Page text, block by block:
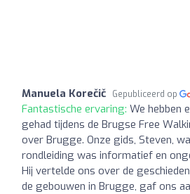
Manuela Korečič Gepubliceerd op
Fantastische ervaring: We hebben
gehad tijdens de Brugse Free
over Brugge. Onze gids, Steven,
rondleiding was informatief en
Hij vertelde ons over de
de gebouwen in Brugge, gaf ons